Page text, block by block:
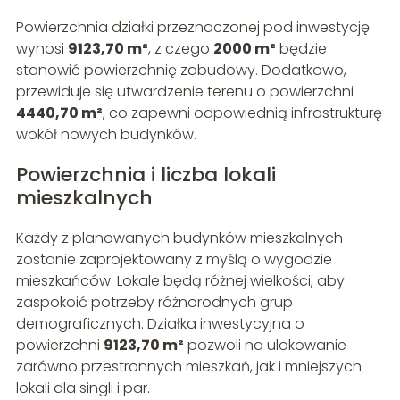
Powierzchnia działki przeznaczonej pod inwestycję
wynosi 9123,70 m², z czego 2000 m² będzie
stanowić powierzchnię zabudowy. Dodatkowo,
przewiduje się utwardzenie terenu o powierzchni
4440,70 m², co zapewni odpowiednią infrastrukturę
wokół nowych budynków.
Powierzchnia i liczba lokali
mieszkalnych
Każdy z planowanych budynków mieszkalnych
zostanie zaprojektowany z myślą o wygodzie
mieszkańców. Lokale będą różnej wielkości, aby
zaspokoić potrzeby różnorodnych grup
demograficznych. Działka inwestycyjna o
powierzchni 9123,70 m² pozwoli na ulokowanie
zarówno przestronnych mieszkań, jak i mniejszych
lokali dla singli i par.